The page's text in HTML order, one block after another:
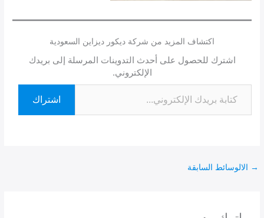
اكتشاف المزيد من شركة ديكور ديزاين السعودية
اشترك للحصول على أحدث التدوينات المرسلة إلى بريدك
الإلكتروني.
اشتراك
→ الالوسائط السابقة